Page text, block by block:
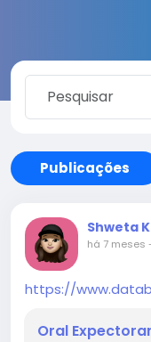
Publicações
Shweta
há 7 meses
https://
Oral